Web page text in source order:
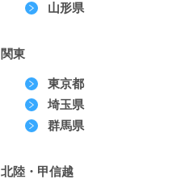
山形県
関東
東京都
埼玉県
群馬県
北陸・甲信越